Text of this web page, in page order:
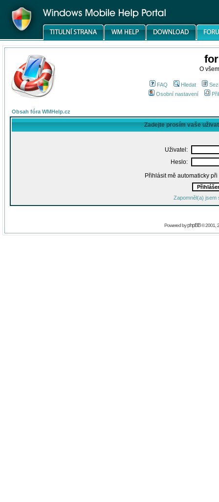
O
FAQ Hledat
Osobní nastavení
Obsah fóra WMHelp.cz
Zadejte prosím vaše
Uživatel:
Heslo:
Přihlásit mě automaticky
Zapomněl(a) jsem
Powered byphpBB© 2001,